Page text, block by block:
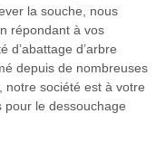
la souche, nous
répondant à vos
d’abattage d’arbre
depuis de nombreuses
notre société est à votre
le dessouchage